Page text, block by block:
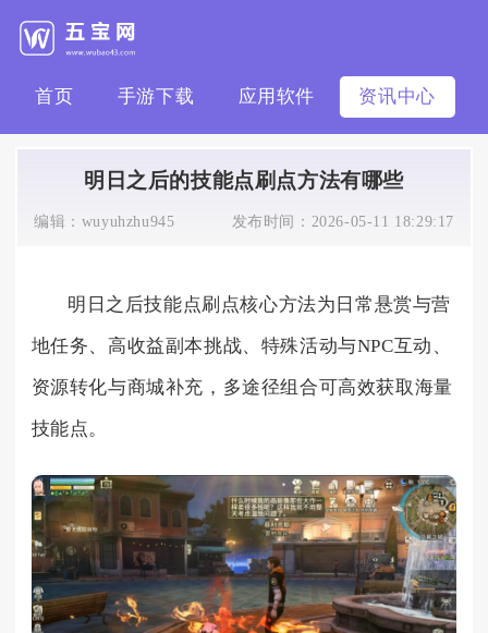
首页 手游下载 应用软件 资讯中心
明日之后的技能点刷点方法有哪些
编辑： wuyuhzhu945 发布时间： 2026-05-11 18:29:17
明日之后技能点刷点核心方法为日常悬赏与营
地任务、高收益副本挑战、特殊活动与NPC互动、
资源转化与商城补充，多途径组合可高效获取海量
技能点。